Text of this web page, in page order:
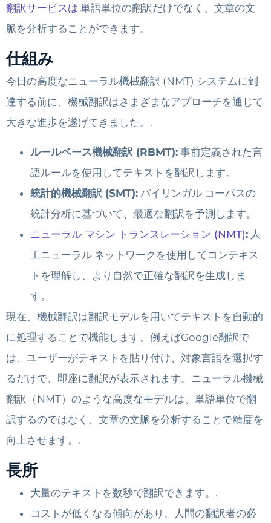
翻訳サービスは 単語単位の翻訳だけでなく、文章の文
脈を分析することができます。
仕組み
今日の高度なニューラル機械翻訳 (NMT) システムに到
達する前に、機械翻訳はさまざまなアプローチを通じて
大きな進歩を遂げてきました。.
ルールベース機械翻訳 (RBMT): 事前定義された言
語ルールを使用してテキストを翻訳します。
統計的機械翻訳 (SMT): バイリンガル コーパスの
統計分析に基づいて、最適な翻訳を予測します。
ニューラル マシン トランスレーション (NMT): 人
工ニューラル ネットワークを使用してコンテキス
トを理解し、より自然で正確な翻訳を生成しま
す。
現在、機械翻訳は翻訳モデルを用いてテキストを自動的
に処理することで機能します。例えばGoogle翻訳で
は、ユーザーがテキストを貼り付け、対象言語を選択す
るだけで、即座に翻訳が表示されます。ニューラル機械
翻訳（NMT）のような高度なモデルは、単語単位で翻
訳するのではなく、文章の文脈を分析することで精度を
向上させます。.
長所
大量のテキストを数秒で翻訳できます。.
コストが低くなる傾向があり、人間の翻訳者の必